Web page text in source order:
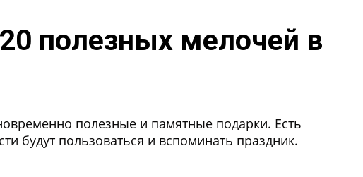
полезных мелочей в
полезные и памятные подарки. Есть
будут пользоваться и вспоминать праздник.